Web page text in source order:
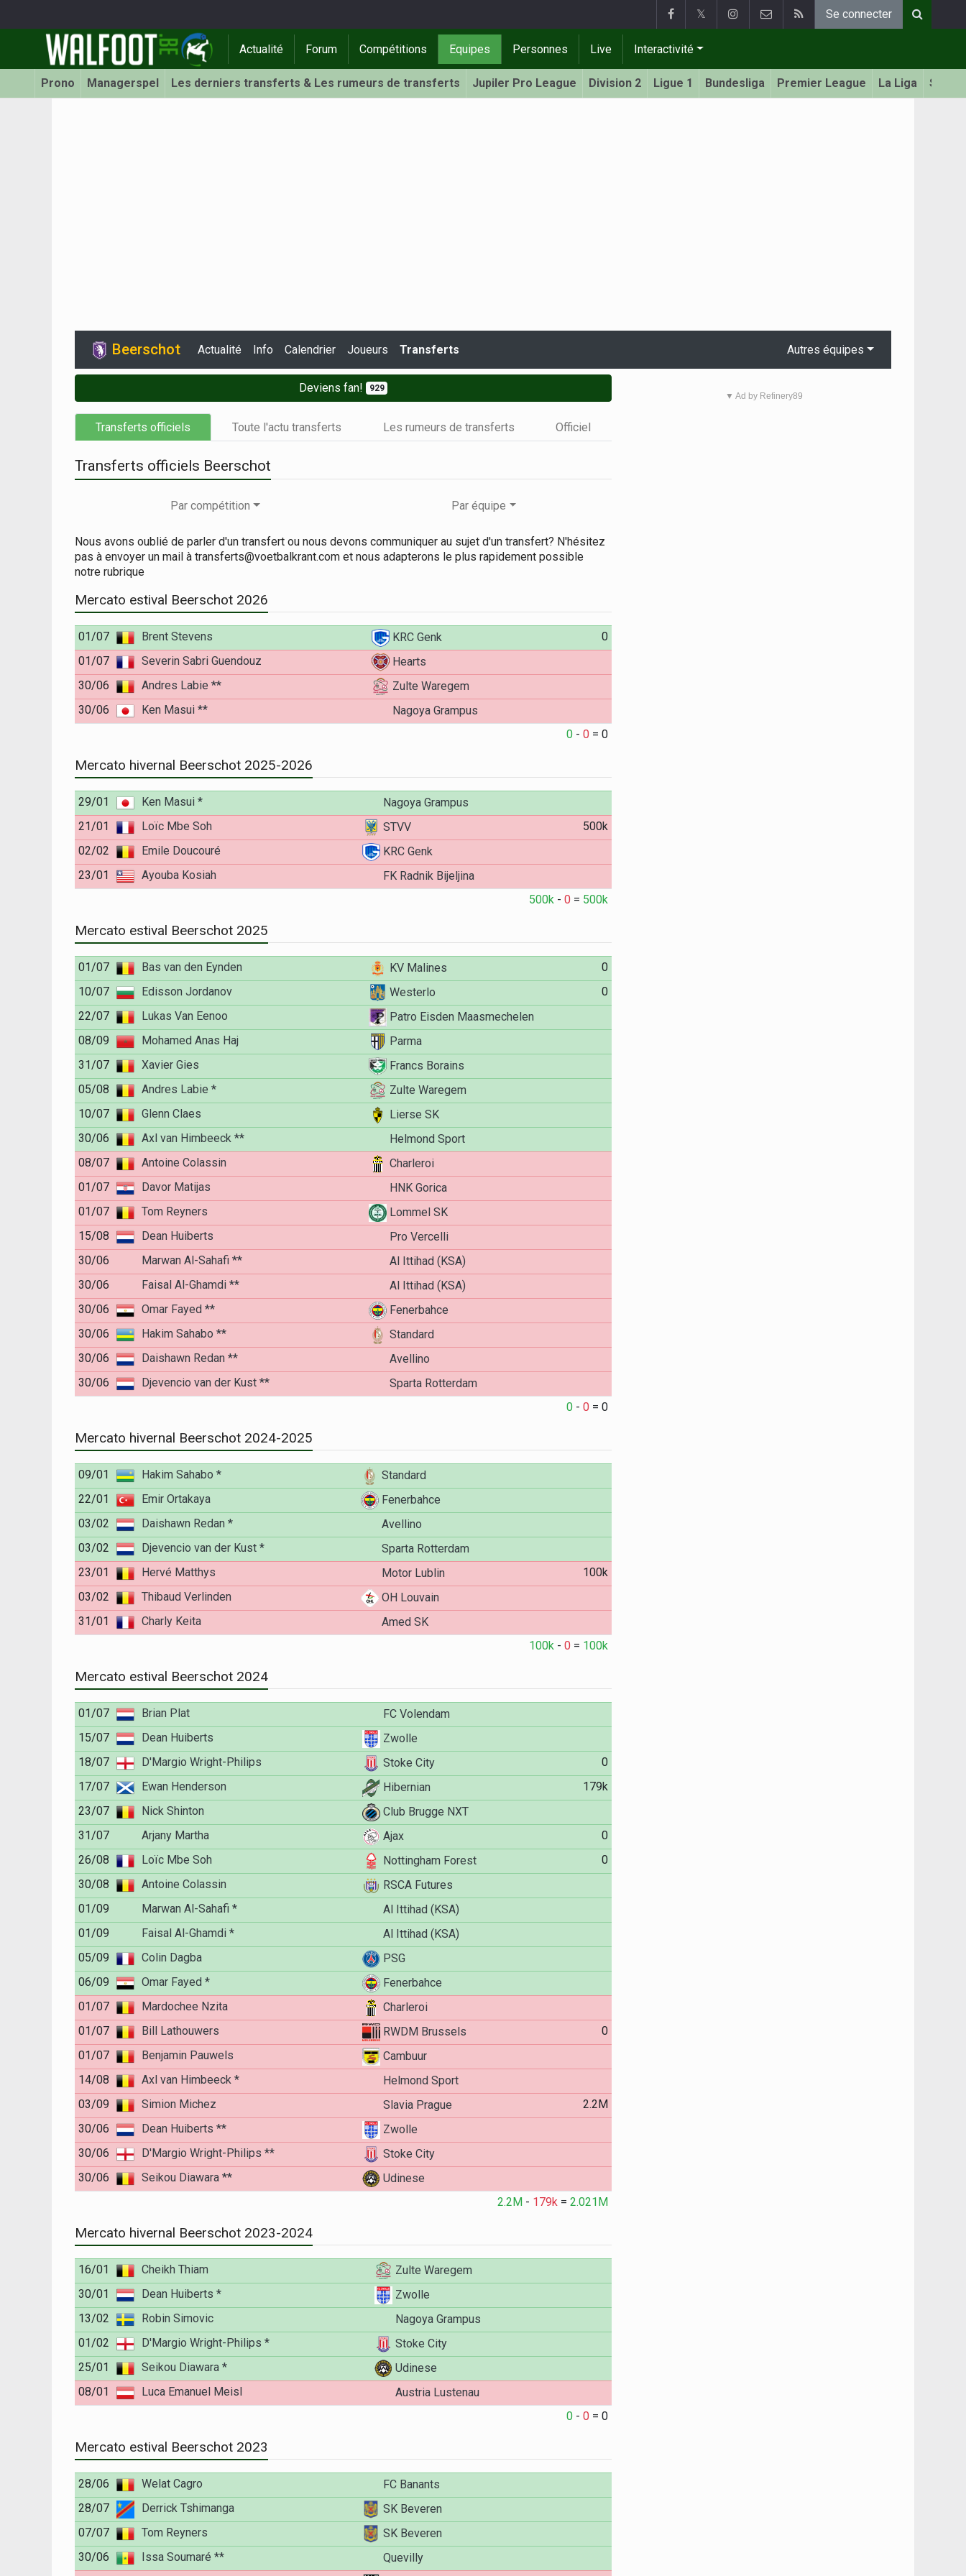
𝕏 Se connecter
Actualité Forum Compétitions Equipes Personnes Live Interactivité
Prono Managerspel Les derniers transferts & Les rumeurs de transferts Jupiler Pro League Division 2 Ligue 1 Bundesliga Premier League La Liga Serie
Beerschot Actualité Info Calendrier Joueurs Transferts Autres équipes
Deviens fan! 929
Transferts officiels Toute l'actu transferts Les rumeurs de transferts Officiel
Transferts officiels Beerschot
Par compétition Par équipe
Nous avons oublié de parler d'un transfert ou nous devons communiquer au sujet d'un transfert? N'hésitez
pas à envoyer un mail à transferts@voetbalkrant.com et nous adapterons le plus rapidement possible
notre rubrique
Mercato estival Beerschot 2026
01/07 Brent Stevens KRC Genk
0
01/07
Severin Sabri Guendouz
Hearts
30/06
Andres Labie **
Zulte Waregem
30/06
Ken Masui **
Nagoya Grampus
0 -0 =0
Mercato hivernal Beerschot 2025-2026
29/01 Ken Masui *
Nagoya Grampus
21/01
Loïc Mbe Soh STVV
500k
02/02
Emile Doucouré
KRC Genk
23/01
Ayouba Kosiah
FK Radnik Bijeljina
500k -0 = 500k
Mercato estival Beerschot 2025
01/07 Bas van den Eynden KV Malines
0
10/07
Edisson Jordanov Westerlo
0
22/07
Lukas Van Eenoo
Patro Eisden Maasmechelen
08/09
Mohamed Anas Haj
Parma
31/07
Xavier Gies
Francs Borains
05/08
Andres Labie *
Zulte Waregem
10/07
Glenn Claes
Lierse SK
30/06
Axl van Himbeeck **
Helmond Sport
08/07
Antoine Colassin
Charleroi
01/07
Davor Matijas
HNK Gorica
01/07
Tom Reyners
Lommel SK
15/08
Dean Huiberts
Pro Vercelli
30/06
Marwan Al-Sahafi **
Al Ittihad (KSA)
30/06
Faisal Al-Ghamdi **
Al Ittihad (KSA)
30/06
Omar Fayed **
Fenerbahce
30/06
Hakim Sahabo **
Standard
30/06
Daishawn Redan **
Avellino
30/06
Djevencio van der Kust **
Sparta Rotterdam
0 -0 =0
Mercato hivernal Beerschot 2024-2025
09/01 Hakim Sahabo *
Standard
22/01
Emir Ortakaya
Fenerbahce
03/02
Daishawn Redan *
Avellino
03/02
Djevencio van der Kust *
Sparta Rotterdam
23/01
Hervé Matthys Motor Lublin
100k
03/02
Thibaud Verlinden
OH Louvain
31/01
Charly Keita
Amed SK
100k -0 = 100k
Mercato estival Beerschot 2024
01/07 Brian Plat
FC Volendam
15/07
Dean Huiberts
Zwolle
18/07
D'Margio Wright-Philips Stoke City
0
17/07
Ewan Henderson Hibernian
179k
23/07
Nick Shinton
Club Brugge NXT
31/07
Arjany Martha Ajax
0
26/08
Loïc Mbe Soh Nottingham Forest
0
30/08
Antoine Colassin
RSCA Futures
01/09
Marwan Al-Sahafi *
Al Ittihad (KSA)
01/09
Faisal Al-Ghamdi *
Al Ittihad (KSA)
05/09
Colin Dagba
PSG
06/09
Omar Fayed *
Fenerbahce
01/07
Mardochee Nzita
Charleroi
01/07
Bill Lathouwers RWDM Brussels
0
01/07
Benjamin Pauwels
Cambuur
14/08
Axl van Himbeeck *
Helmond Sport
03/09
Simion Michez Slavia Prague
2.2M
30/06
Dean Huiberts **
Zwolle
30/06
D'Margio Wright-Philips **
Stoke City
30/06
Seikou Diawara **
Udinese
2.2M - 179k =2.021M
Mercato hivernal Beerschot 2023-2024
16/01 Cheikh Thiam
Zulte Waregem
30/01
Dean Huiberts *
Zwolle
13/02
Robin Simovic
Nagoya Grampus
01/02
D'Margio Wright-Philips *
Stoke City
25/01
Seikou Diawara *
Udinese
08/01
Luca Emanuel Meisl
Austria Lustenau
0 -0 =0
Mercato estival Beerschot 2023
28/06 Welat Cagro
FC Banants
28/07
Derrick Tshimanga
SK Beveren
07/07
Tom Reyners
SK Beveren
30/06
Issa Soumaré **
Quevilly
▼ Ad by Refinery89